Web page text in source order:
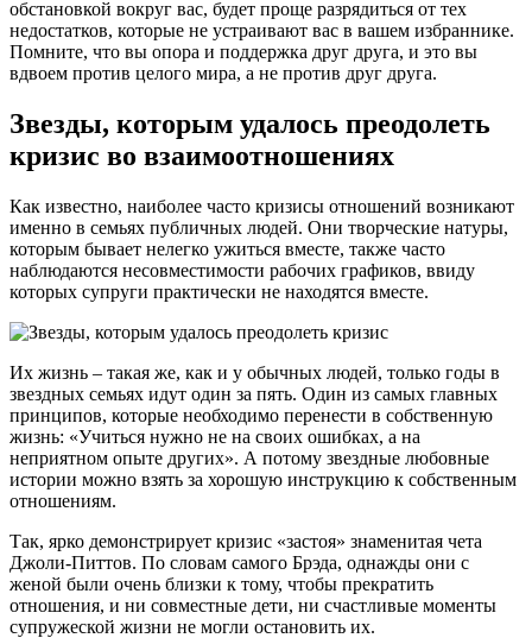
обстановкой вокруг вас, будет проще разрядиться от тех
недостатков, которые не устраивают вас в вашем избраннике.
Помните, что вы опора и поддержка друг друга, и это вы
вдвоем против целого мира, а не против друг друга.
Звезды, которым удалось преодолеть
кризис во взаимоотношениях
Как известно, наиболее часто кризисы отношений возникают
именно в семьях публичных людей. Они творческие натуры,
которым бывает нелегко ужиться вместе, также часто
наблюдаются несовместимости рабочих графиков, ввиду
которых супруги практически не находятся вместе.
Их жизнь – такая же, как и у обычных людей, только годы в
звездных семьях идут один за пять. Один из самых главных
принципов, которые необходимо перенести в собственную
жизнь: «Учиться нужно не на своих ошибках, а на
неприятном опыте других». А потому звездные любовные
истории можно взять за хорошую инструкцию к собственным
отношениям.
Так, ярко демонстрирует кризис «застоя» знаменитая чета
Джоли-Питтов. По словам самого Брэда, однажды они с
женой были очень близки к тому, чтобы прекратить
отношения, и ни совместные дети, ни счастливые моменты
супружеской жизни не могли остановить их.